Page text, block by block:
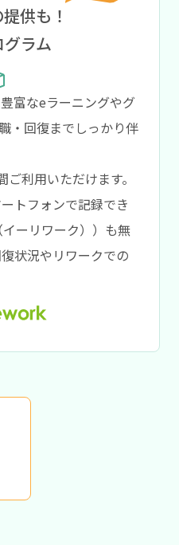
供も！
ラム
富なeラーニングやグ
・回復までしっかり伴
利用いただけます。
トフォンで記録でき
ーリワーク））も無
状況やリワークでの